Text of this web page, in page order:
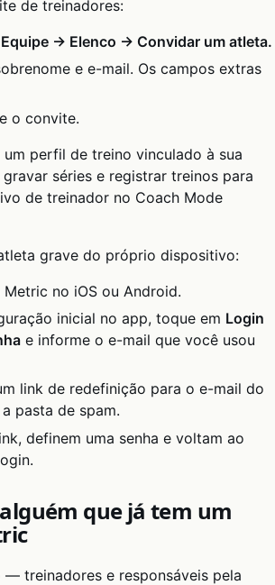
de treinadores:
→ Elenco → Convidar um atleta.
e e-mail. Os campos extras
o convite.
perfil de treino vinculado à sua
séries e registrar treinos para
de treinador no Coach Mode
grave do próprio dispositivo:
no iOS ou Android.
inicial no app, toque em Login
e informe o e-mail que você usou
link de redefinição para o e-mail do
pasta de spam.
definem uma senha e voltam ao
que já tem um
— treinadores e responsáveis pela